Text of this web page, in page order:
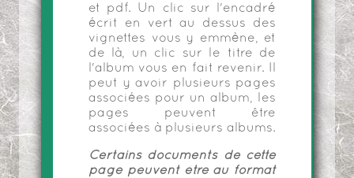
et pdf. Un clic sur l'encadré
écrit en vert au dessus des
vignettes vous y emmène, et
de là, un clic sur le titre de
l'album vous en fait revenir. Il
peut y avoir plusieurs pages
associées pour un album, les
pages peuvent être
associées à plusieurs albums.
Certains documents de cette
page peuvent être au format